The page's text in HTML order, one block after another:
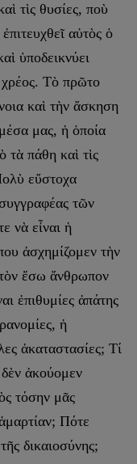
τὶς θυσίες, ποὺ
αὐτὸς ὁ
ὑποδεικνύει
Τὸ πρῶτο
καὶ τὴν ἄσκηση
μας, ἡ ὁποία
τὰ πάθη καὶ τὶς
εὔστοχα
τῶν
νὰ εἶναι ἡ
ἀσχημίζομεν τὴν
ἔσω ἄνθρωπον
ἐπιθυμίες ἀπάτης
ἡ
ἀκαταστασίες; Τί
ἀκούομεν
τόσην μᾶς
Πότε
δικαιοσύνης;